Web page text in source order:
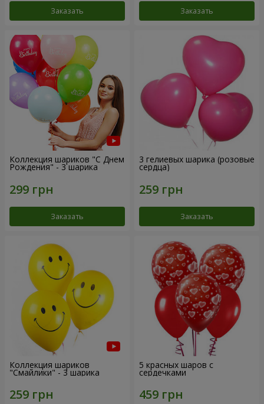
Заказать Заказать
Коллекция шариков "С Днем
Рождения" - 3 шарика
Заказать
3 гелиевых шарика (розовые
сердца)
Заказать
Коллекция шариков
"Смайлики" - 3 шарика
5 красных шаров с
сердечками